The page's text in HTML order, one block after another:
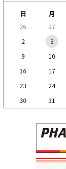
日 月
26 27
2
3
9
10
16
17
23
24
30
31